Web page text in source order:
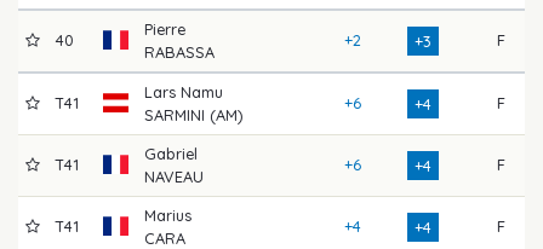
40
Pierre
RABASSA
+2 +3 F
T41
Lars Namu
SARMINI (AM)
+6 +4 F
T41
Gabriel
NAVEAU
+6 +4 F
T41
Marius
CARA
+4 +4 F